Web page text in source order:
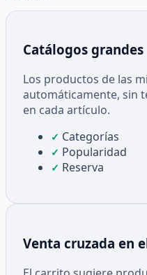
Catálogos grandes
Los productos de las
automáticamente, sin
en cada artículo.
✓ Categorías
✓ Popularidad
✓ Reserva
Venta cruzada en